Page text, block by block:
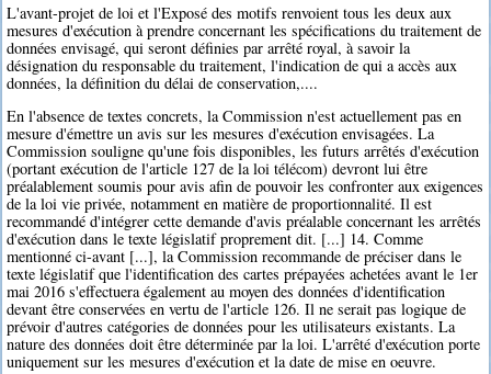
L'avant-projet de loi et l'Exposé des motifs renvoient tous les deux aux
mesures d'exécution à prendre concernant les spécifications du traitement de
données envisagé, qui seront définies par arrêté royal, à savoir la
désignation du responsable du traitement, l'indication de qui a accès aux
données, la définition du délai de conservation,....
En l'absence de textes concrets, la Commission n'est actuellement pas en
mesure d'émettre un avis sur les mesures d'exécution envisagées. La
Commission souligne qu'une fois disponibles, les futurs arrêtés d'exécution
(portant exécution de l'article 127 de la loi télécom) devront lui être
préalablement soumis pour avis afin de pouvoir les confronter aux exigences
de la loi vie privée, notamment en matière de proportionnalité. Il est
recommandé d'intégrer cette demande d'avis préalable concernant les arrêtés
d'exécution dans le texte législatif proprement dit. [...] 14. Comme
mentionné ci-avant [...], la Commission recommande de préciser dans le
texte législatif que l'identification des cartes prépayées achetées avant le 1er
mai 2016 s'effectuera également au moyen des données d'identification
devant être conservées en vertu de l'article 126. Il ne serait pas logique de
prévoir d'autres catégories de données pour les utilisateurs existants. La
nature des données doit être déterminée par la loi. L'arrêté d'exécution porte
uniquement sur les mesures d'exécution et la date de mise en oeuvre.